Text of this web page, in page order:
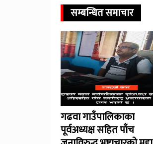
सम्बन्धित समाचार
गढवा गाउँपालिकाका
पूर्वअध्यक्ष सहित पाँच